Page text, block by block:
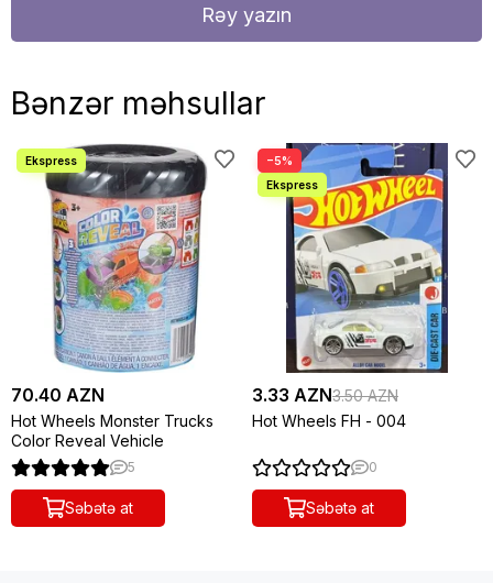
Rəy yazın
Bənzər məhsullar
70.40 AZN
Hot Wheels Monster Trucks
Color Reveal Vehicle
5
Səbətə at
−5%
3.33 AZN3.50 AZN
Hot Wheels FH - 004
0
Səbətə at